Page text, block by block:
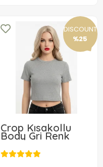
DISCOUNT
%25
Crop Kısakollu
Body Gri Renk
6,00 USD